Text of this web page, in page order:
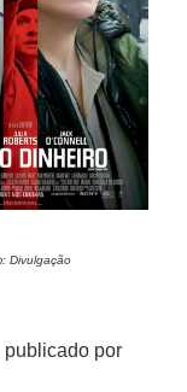
Divulgação
publicado por